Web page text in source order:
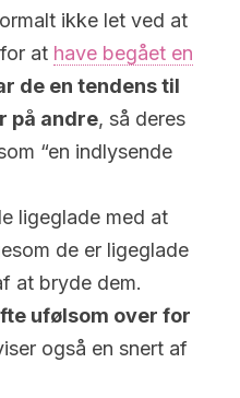
ikke let ved at
at have begået en
de en tendens til
på andre, så deres
“en indlysende
ligeglade med at
de er ligeglade
at bryde dem.
ufølsom over for
også en snert af